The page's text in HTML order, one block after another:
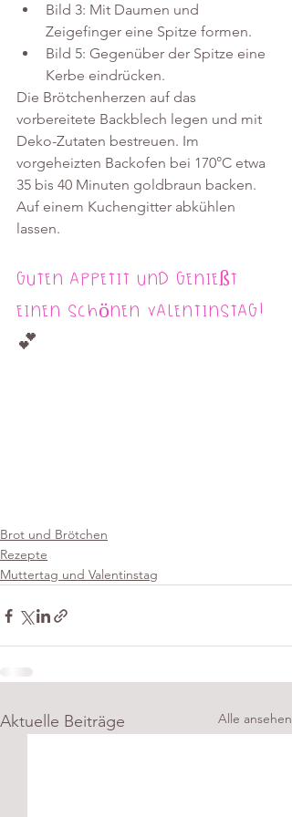
Bild 3: Mit Daumen und
Zeigefinger eine Spitze formen.
Bild 5: Gegenüber der Spitze eine
Kerbe eindrücken.
Die Brötchenherzen auf das
vorbereitete Backblech legen und mit
Deko-Zutaten bestreuen. Im
vorgeheizten Backofen bei 170°C etwa
35 bis 40 Minuten goldbraun backen.
Auf einem Kuchengitter abkühlen
lassen.
Guten Appetit und genießt
einen schönen Valentinstag!
💕
Brot und Brötchen
Rezepte
Muttertag und Valentinstag
Aktuelle Beiträge Alle ansehen